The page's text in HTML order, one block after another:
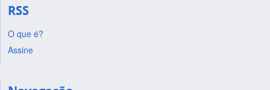
RSS
O que é?
Assine